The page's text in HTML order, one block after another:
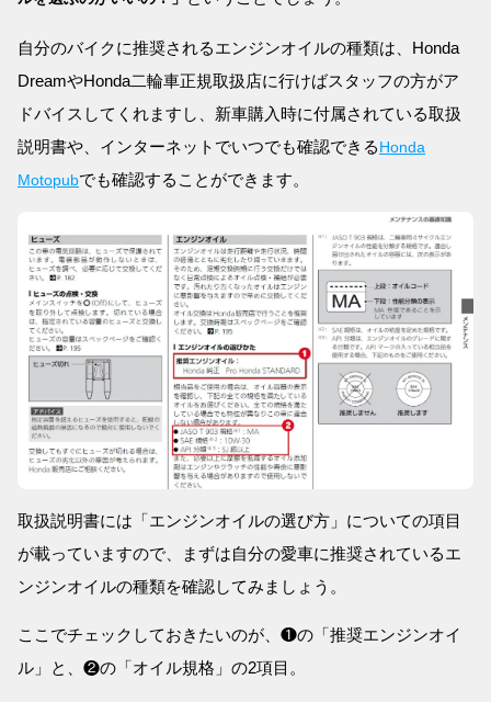
自分のバイクに推奨されるエンジンオイルの種類は、Honda
DreamやHonda二輪車正規取扱店に行けばスタッフの方がア
ドバイスしてくれますし、新車購入時に付属されている取扱
説明書や、インターネットでいつでも確認できるHonda
Motopubでも確認することができます。
取扱説明書には「エンジンオイルの選び方」についての項目
が載っていますので、まずは自分の愛車に推奨されているエ
ンジンオイルの種類を確認してみましょう。
ここでチェックしておきたいのが、❶の「推奨エンジンオイ
ル」と、❷の「オイル規格」の2項目。